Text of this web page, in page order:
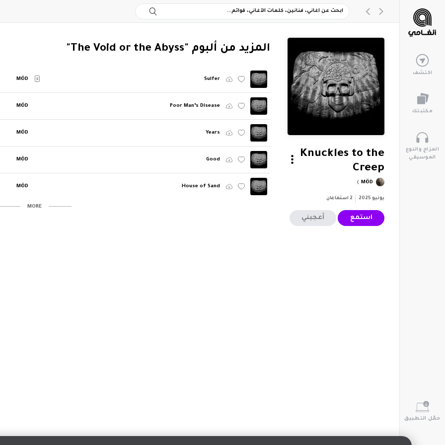
اكتشف
مكتبتك
المزاج والنوع
الموسيقي
حمّل التطبيق
Knuckles to the
Creep
MÖD
يونيو 2025 2 استماعان
استمع أعجبني
‏المزيد من ألبوم "The Void or the Abyss"
Sulfer
E
MÖD
Poor Man’s Disease
MÖD
Years
MÖD
Good
MÖD
House of Sand
MÖD
MORE